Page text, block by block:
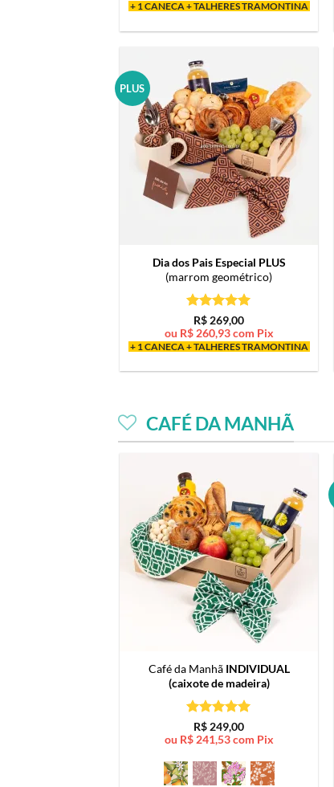
+ 1 CANECA + TALHERES TRAMONTINA
PLUS
Dia dos Pais Especial PLUS
(marrom geométrico)
Avaliação5
de 5
R$ 269,00
ou R$260,93com Pix
+ 1 CANECA + TALHERES TRAMONTINA
CAFÉ DA MANHÃ
Café da Manhã INDIVIDUAL
(caixote de madeira)
Avaliação5
de 5
R$ 249,00
ou R$241,53com Pix